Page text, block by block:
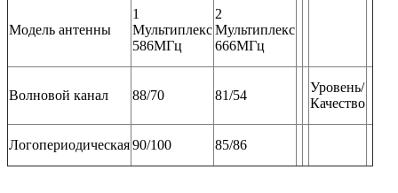
Модель антенны
1
Мультиплекс
586МГц
2
Мультиплекс
666МГц
Волновой канал 88/70 81/54
Уровень/
Качество
Логопериодическая90/100 85/86